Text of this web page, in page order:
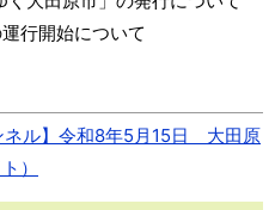
行開始について
ネル】令和8年5月15日 大田原
）